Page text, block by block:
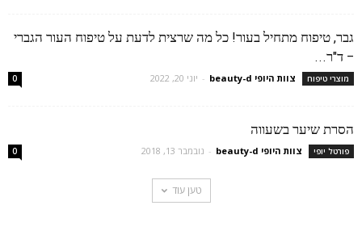
גבר, טיפוח מתחיל בעור! כל מה שרצית לדעת על טיפוח העור הגברי
– ד"ר...
מוצרי טיפוח צוות היופי beauty-d - יוני 20, 2022 0
הסרת שיער בשעווה
פורטל יופי צוות היופי beauty-d - נובמבר 13, 2018 0
טען עוד